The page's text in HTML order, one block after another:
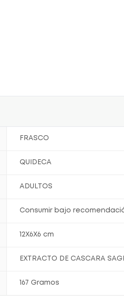
FRASCO
QUIDECA
ADULTOS
Consumir bajo
12X6X6 cm
EXTRACTO DE CASCARA
167 Gramos